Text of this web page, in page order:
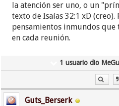
la atención ser uno, o un
texto de Isaías 32:1 xD
pensamientos inmundos que
en cada reunión.
1 usuario dio
Guts_Berserk